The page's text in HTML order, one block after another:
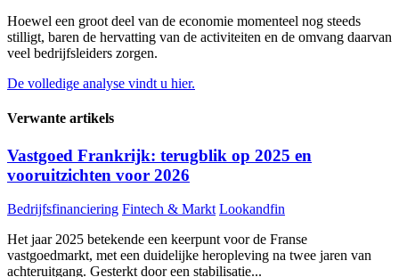
Hoewel een groot deel van de economie momenteel nog steeds
stilligt, baren de hervatting van de activiteiten en de omvang daarvan
veel bedrijfsleiders zorgen.
De volledige analyse vindt u hier.
Verwante artikels
Vastgoed Frankrijk: terugblik op 2025 en
vooruitzichten voor 2026
Bedrijfsfinanciering Fintech & Markt Lookandfin
Het jaar 2025 betekende een keerpunt voor de Franse
vastgoedmarkt, met een duidelijke heropleving na twee jaren van
achteruitgang. Gesterkt door een stabilisatie...